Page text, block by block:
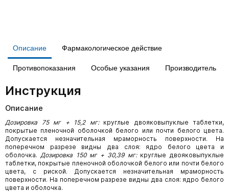
Описание Фармакологическое действие
Противопоказания Особые указания Производитель
Инструкция
Описание
Дозировка 75 мг + 15,2 мг:круглые двояковыпуклые таблетки,
покрытые пленочной оболочкой белого или почти белого цвета.
Допускается незначительная мраморность поверхности. На
поперечном разрезе видны два слоя: ядро белого цвета и
оболочка.Дозировка 150 мг + 30,39 мг:круглые двояковыпуклые
таблетки, покрытые пленочной оболочкой белого или почти белого
цвета, с риской. Допускается незначительная мраморность
поверхности. На поперечном разрезе видны два слоя: ядро белого
цвета и оболочка.